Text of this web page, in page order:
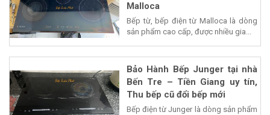
Malloca
Bếp từ, bếp điện từ Malloca là dòng
sản phẩm cao cấp, được nhiều gia...
Bảo Hành Bếp Junger tại nhà
Bến Tre – Tiền Giang uy tín,
Thu bếp cũ đổi bếp mới
Bếp điện từ Junger là dòng sản phẩm